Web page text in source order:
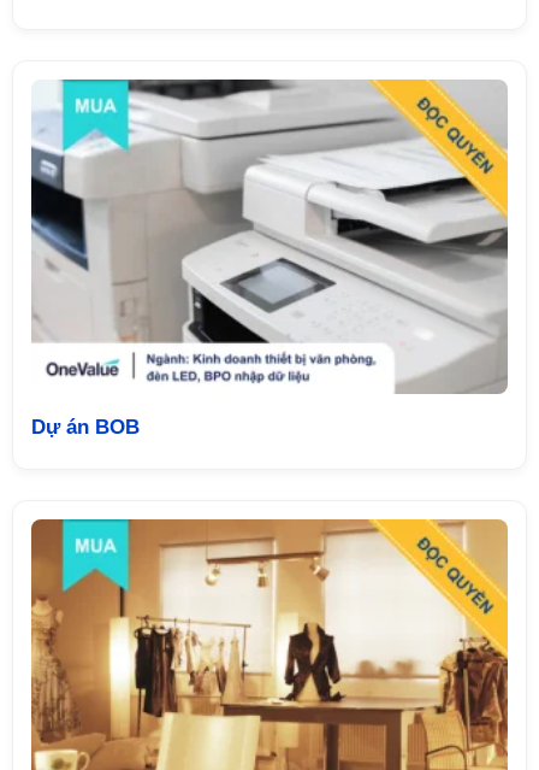
Dự án BOB